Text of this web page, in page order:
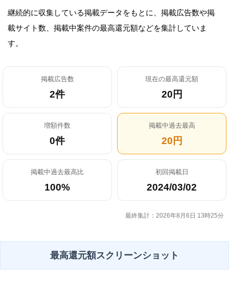
継続的に収集している掲載データをもとに、掲載広告数や掲
載サイト数、掲載中案件の最高還元額などを集計していま
す。
掲載広告数
2件
現在の最高還元額
20円
増額件数
0件
掲載中過去最高
20円
掲載中過去最高比
100%
初回掲載日
2024/03/02
最終集計：2026年8月6日 13時25分
最高還元額スクリーンショット